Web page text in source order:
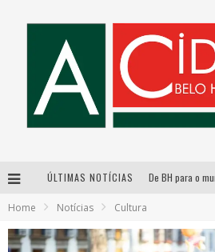
ÚLTIMAS NOTÍCIAS
Home Notícias Cultura